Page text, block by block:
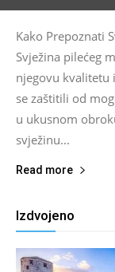
Kako Prepoznati
Svježina pilećeg
njegovu kvalitetu
se zaštitili od
u ukusnom
svježinu...
Read more
Izdvojeno